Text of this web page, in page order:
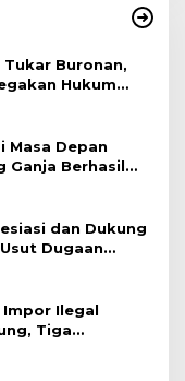
Buronan,
Hukum
Masa Depan
Ganja Berhasil
dan Dukung
Dugaan
Ilegal
Tiga
dan Satu Buron